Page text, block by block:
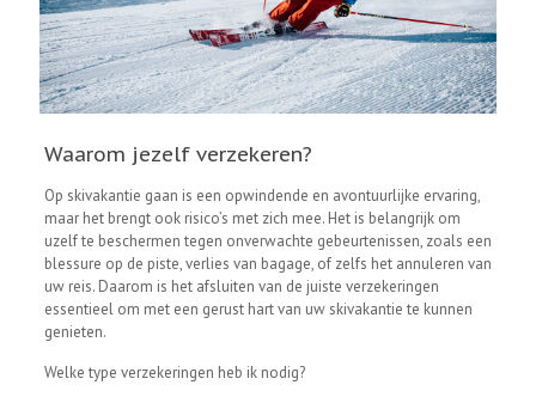
Waarom jezelf verzekeren?
Op skivakantie gaan is een opwindende en avontuurlijke ervaring,
maar het brengt ook risico’s met zich mee. Het is belangrijk om
uzelf te beschermen tegen onverwachte gebeurtenissen, zoals een
blessure op de piste, verlies van bagage, of zelfs het annuleren van
uw reis. Daarom is het afsluiten van de juiste verzekeringen
essentieel om met een gerust hart van uw skivakantie te kunnen
genieten.
Welke type verzekeringen heb ik nodig?